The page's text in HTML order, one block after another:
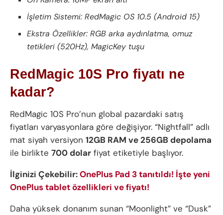
İşletim Sistemi: RedMagic OS 10.5 (Android 15)
Ekstra Özellikler: RGB arka aydınlatma, omuz
tetikleri (520Hz), MagicKey tuşu
RedMagic 10S Pro fiyatı ne
kadar?
RedMagic 10S Pro’nun global pazardaki satış
fiyatları varyasyonlara göre değişiyor. “Nightfall” adlı
mat siyah versiyon 12GB RAM ve 256GB depolama
ile birlikte 700 dolar fiyat etiketiyle başlıyor.
İlginizi Çekebilir:OnePlus Pad 3 tanıtıldı! İşte yeni
OnePlus tablet özellikleri ve fiyatı!
Daha yüksek donanım sunan “Moonlight” ve “Dusk”